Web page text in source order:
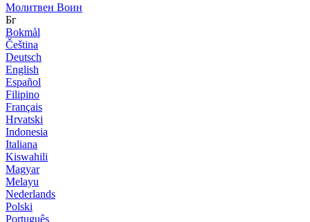
Молитвен Воин
Бг
Bokmål
Čeština
Deutsch
English
Español
Filipino
Français
Hrvatski
Indonesia
Italiana
Kiswahili
Magyar
Melayu
Nederlands
Polski
Português